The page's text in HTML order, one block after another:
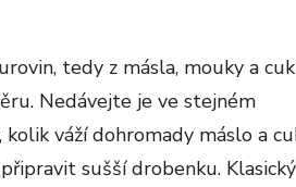
tedy z másla, mouky a
Nedávejte je ve stejném
váží dohromady máslo a
sušší drobenku. Klasický